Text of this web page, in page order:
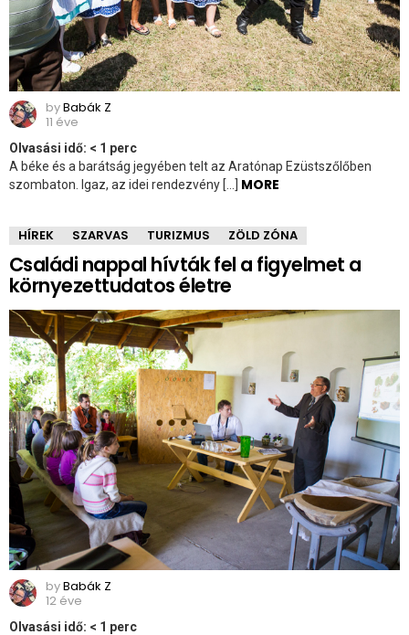
byBabák Z
11 éve
Olvasási idő: < 1 perc
A béke és a barátság jegyében telt az Aratónap Ezüstszőlőben
szombaton. Igaz, az idei rendezvény […] MORE
HÍREK SZARVAS TURIZMUS ZÖLD ZÓNA
Családi nappal hívták fel a figyelmet a
környezettudatos életre
byBabák Z
12 éve
Olvasási idő: < 1 perc